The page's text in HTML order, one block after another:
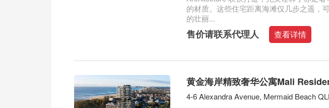
的材质。这些住宅距离海滩仅几步之遥，
的壮丽...
售价请联系代理人 查看详情
黄金海岸精致奢华公寓Mali
4-6 Alexandra Avenue, Mermaid Beach